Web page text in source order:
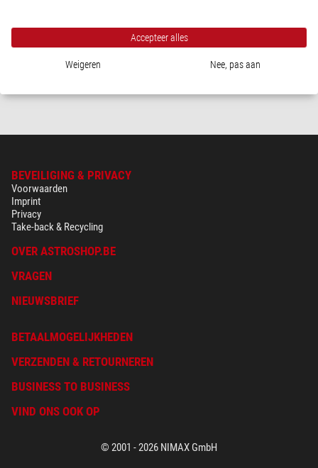
100x-400x, 10x/22, Dl, LED, 5W
$ 17.800,00
BEVEILIGING & PRIVACY
Voorwaarden
Imprint
Privacy
Take-back & Recycling
OVER ASTROSHOP.BE
VRAGEN
NIEUWSBRIEF
BETAALMOGELIJKHEDEN
VERZENDEN & RETOURNEREN
BUSINESS TO BUSINESS
VIND ONS OOK OP
© 2001 - 2026 NIMAX GmbH
Accepteer alles
Weigeren Nee, pas aan